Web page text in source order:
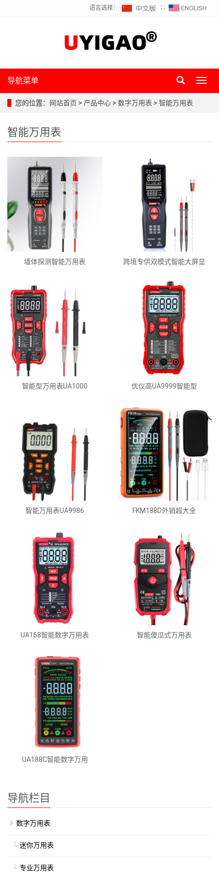
语言选择： ∷
导航菜单
您的位置： 网站首页 > 产品中心 > 数字万用表 > 智能万用表
智能万用表
墙体探测智能万用表 跨境专供双模式智能大屏显
智能型万用表UA1000 优仪高UA9999智能型
智能万用表UA9986 FKM188D外销超大全
UA168智能数字万用表 智能傻瓜式万用表
UA188C智能数字万用
导航栏目
数字万用表
迷你万用表
专业万用表